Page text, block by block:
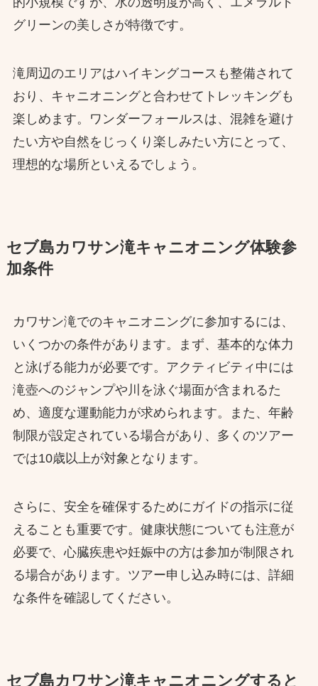
グリーンの美しさが特徴です。
滝周辺のエリアはハイキングコースも整備されて
おり、キャニオニングと合わせてトレッキングも
楽しめます。ワンダーフォールスは、混雑を避け
たい方や自然をじっくり楽しみたい方にとって、
理想的な場所といえるでしょう。
セブ島カワサン滝キャニオニング体験参
加条件
カワサン滝でのキャニオニングに参加するには、
いくつかの条件があります。まず、基本的な体力
と泳げる能力が必要です。アクティビティ中には
滝壺へのジャンプや川を泳ぐ場面が含まれるた
め、適度な運動能力が求められます。また、年齢
制限が設定されている場合があり、多くのツアー
では10歳以上が対象となります。
さらに、安全を確保するためにガイドの指示に従
えることも重要です。健康状態についても注意が
必要で、心臓疾患や妊娠中の方は参加が制限され
る場合があります。ツアー申し込み時には、詳細
な条件を確認してください。
セブ島カワサン滝キャニオニングすると